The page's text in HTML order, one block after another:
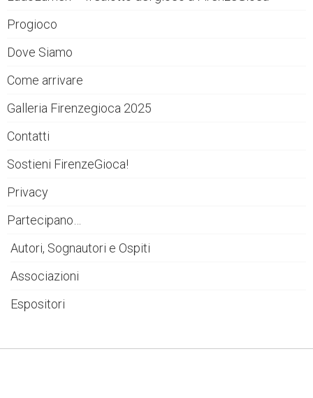
Progioco
Dove Siamo
Come arrivare
Galleria Firenzegioca 2025
Contatti
Sostieni FirenzeGioca!
Privacy
Partecipano…
Autori, Sognautori e Ospiti
Associazioni
Espositori